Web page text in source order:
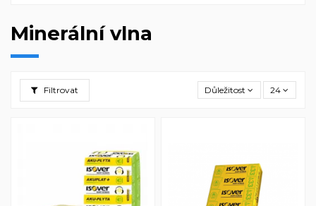
Minerální vlna
Filtrovat Důležitost 24